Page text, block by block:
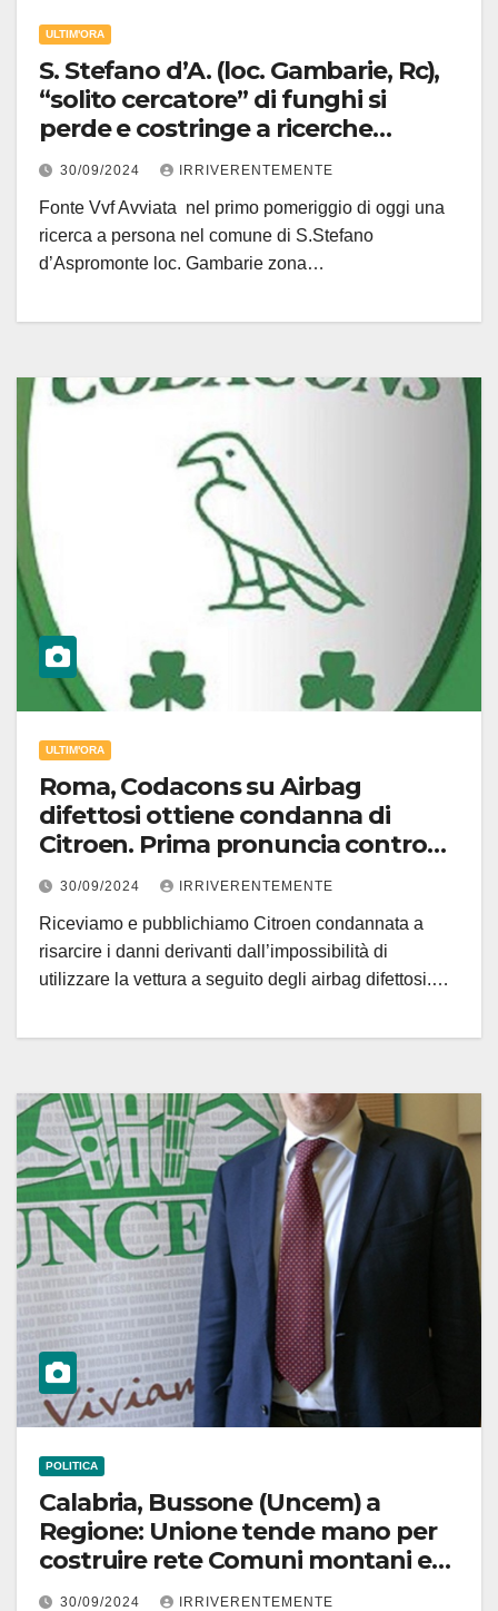
ULTIM'ORA
S. Stefano d’A. (loc. Gambarie, Rc),
“solito cercatore” di funghi si
perde e costringe a ricerche
vigilfuoco pure con elicottero
30/09/2024 IRRIVERENTEMENTE
Fonte Vvf Avviata nel primo pomeriggio di oggi una
ricerca a persona nel comune di S.Stefano
d’Aspromonte loc. Gambarie zona…
ULTIM'ORA
Roma, Codacons su Airbag
difettosi ottiene condanna di
Citroen. Prima pronuncia contro
Groupe Psa Italia speranza per
oltre 200mila auto
30/09/2024 IRRIVERENTEMENTE
Riceviamo e pubblichiamo Citroen condannata a
risarcire i danni derivanti dall’impossibilità di
utilizzare la vettura a seguito degli airbag difettosi.…
POLITICA
Calabria, Bussone (Uncem) a
Regione: Unione tende mano per
costruire rete Comuni montani e
“Comunità Verdi”
30/09/2024 IRRIVERENTEMENTE